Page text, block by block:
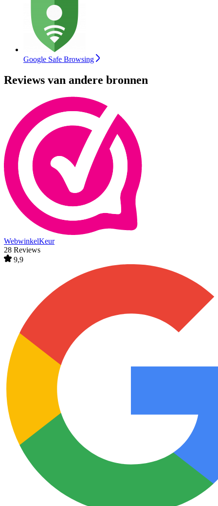
Google Safe Browsing
Reviews van andere bronnen
WebwinkelKeur
28 Reviews
9,9